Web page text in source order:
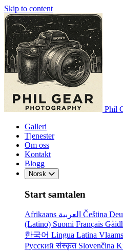
Skip to content
Phil
Galleri
Tjenester
Om oss
Kontakt
Blogg
Norsk
Start samtalen
Afrikaans Čeština
(Latino) Suomi Français
한국어 Lingua Latina Vlaams
Русскийसंस्कृत Slovenčina